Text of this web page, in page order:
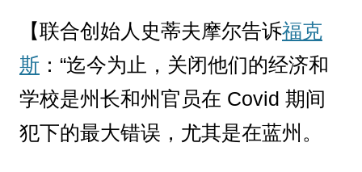
【联合创始人史蒂夫摩尔告诉福克
斯 ：“迄今为止，关闭他们的经济和
学校是州长和州官员在 Covid 期间
犯下的最大错误，尤其是在蓝州。